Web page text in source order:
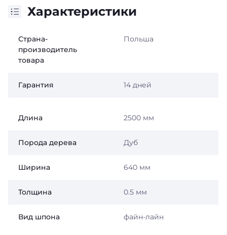
Характеристики
Страна-
производитель
товара
Польша
Гарантия 14 дней
Длина 2500 мм
Порода дерева Дуб
Ширина 640 мм
Толщина 0.5 мм
Вид шпона файн-лайн